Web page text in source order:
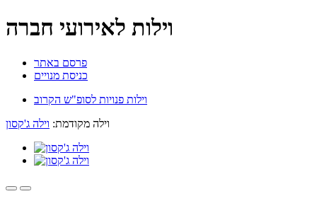
וילות לאירועי חברה
פרסם באתר
כניסת מנויים
וילות פנויות לסופ"ש הקרוב
וילה מקודמת: וילה ג'קסון